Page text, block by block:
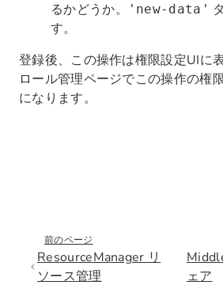
るかどうか。
'new-data'
す。
登録後、この操作は権限設定UIに
ロール管理ページでこの操作の権
になります。
前のページ
ResourceManager リ
ソース管理
ェア